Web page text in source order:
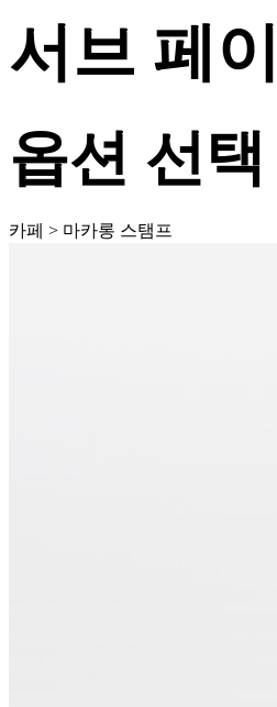
서브 페
옵션 선택
카페 > 마카롱 스탬프